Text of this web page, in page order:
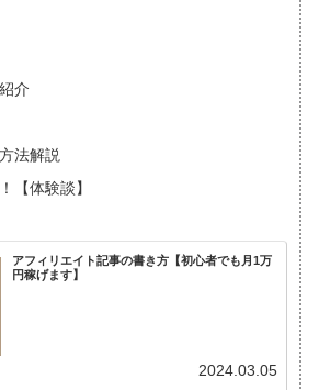
介
法解説
【体験談】
アフィリエイト記事の書き方【初心者でも月1万
円稼げます】
2024.03.05